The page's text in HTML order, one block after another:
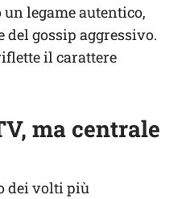
legame autentico,
gossip aggressivo.
il carattere
ma centrale
dei volti più